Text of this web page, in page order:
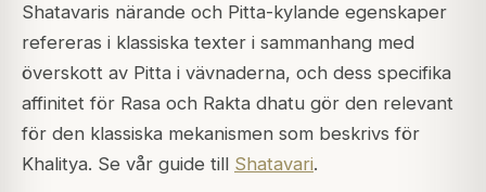
Shatavaris närande och Pitta-kylande egenskaper
refereras i klassiska texter i sammanhang med
överskott av Pitta i vävnaderna, och dess specifika
affinitet för Rasa och Rakta dhatu gör den relevant
för den klassiska mekanismen som beskrivs för
Khalitya. Se vår guide till Shatavari.